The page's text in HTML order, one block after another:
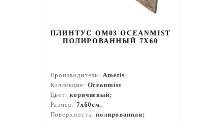
ПЛИНТУС OM03 OCEANMIST
ПОЛИРОВАННЫЙ 7X60
Производитель:Ametis
Коллекция: Oceanmist
Цвет: коричневый;
Размер: 7x60см.
Поверхность:полированная;